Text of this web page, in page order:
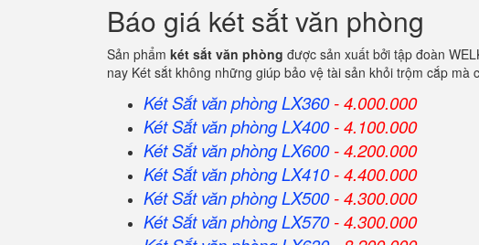
Báo giá két sắt văn phòng
Sản phẩm két sắt văn phòng được sản xuất bởi tập đoàn
nay Két sắt không những giúp bảo vệ tài sản khỏi trộm cắp mà
Két Sắt văn phòng LX360- 4.000.000
Két Sắtvăn phòngLX400- 4.100.000
Két Sắtvăn phòngLX600- 4.200.000
Két Sắtvăn phòngLX410- 4.400.000
Két Sắtvăn phòngLX500- 4.300.000
Két Sắtvăn phòngLX570- 4.300.000